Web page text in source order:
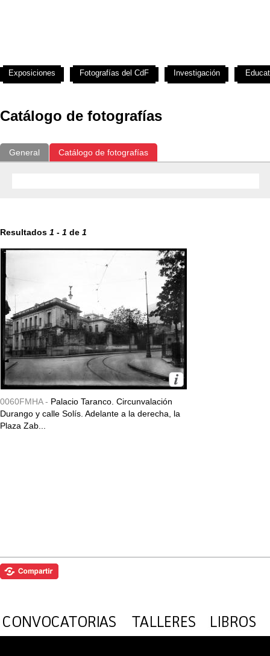
Catálogo de fotografías
General Catálogo de fotografías
Resultados 1 - 1 de 1
0060FMHA - Palacio Taranco. Circunvalación
Durango y calle Solís. Adelante a la derecha, la
Plaza Zab...
Exposiciones Fotografías del CdF Investigación